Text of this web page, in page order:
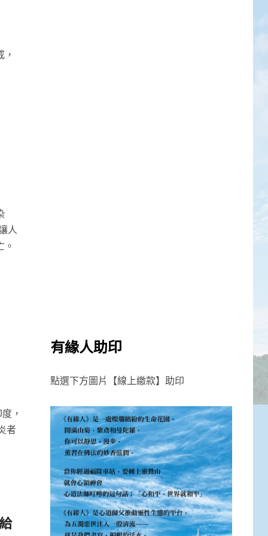
人
。
，
者
有緣人助印
點選下方圖片【線上繳款】助印